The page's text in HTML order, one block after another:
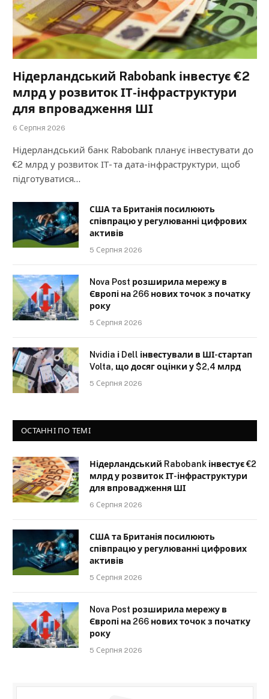
Нідерландський Rabobank інвестує €2
млрд у розвиток ІТ-інфраструктури
для впровадження ШІ
6 Серпня 2026
Нідерландський банк Rabobank планує інвестувати до
€2 млрд у розвиток ІТ- та дата-інфраструктури, щоб
підготуватися…
США та Британія посилюють
співпрацю у регулюванні цифрових
активів
5 Серпня 2026
Nova Post розширила мережу в
Європі на 266 нових точок з початку
року
5 Серпня 2026
Nvidia і Dell інвестували в ШІ-стартап
Volta, що досяг оцінки у $2,4 млрд
5 Серпня 2026
ОСТАННІ ПО ТЕМІ
Нідерландський Rabobank інвестує €2
млрд у розвиток ІТ-інфраструктури
для впровадження ШІ
6 Серпня 2026
США та Британія посилюють
співпрацю у регулюванні цифрових
активів
5 Серпня 2026
Nova Post розширила мережу в
Європі на 266 нових точок з початку
року
5 Серпня 2026